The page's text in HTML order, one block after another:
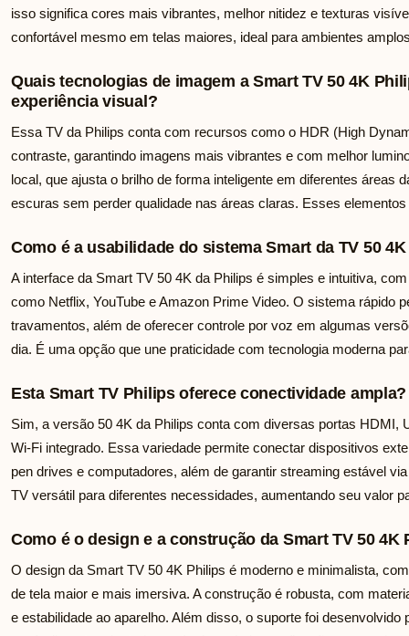
isso significa cores mais vibrantes, melhor nitidez e texturas
confortável mesmo em telas maiores, ideal para ambientes
Quais tecnologias de imagem a Smart TV 50 4K
experiência visual?
Essa TV da Philips conta com recursos como o HDR (High
contraste, garantindo imagens mais vibrantes e com melhor
local, que ajusta o brilho de forma inteligente em diferentes áreas
escuras sem perder qualidade nas áreas claras. Esses
Como é a usabilidade do sistema Smart da TV 50
A interface da Smart TV 50 4K da Philips é simples e intuitiva,
como Netflix, YouTube e Amazon Prime Video. O sistema rápido
travamentos, além de oferecer controle por voz em algumas
dia. É uma opção que une praticidade com tecnologia moderna
Esta Smart TV Philips oferece conectividade ampla?
Sim, a versão 50 4K da Philips conta com diversas portas HDMI,
Wi-Fi integrado. Essa variedade permite conectar dispositivos
pen drives e computadores, além de garantir streaming estável
TV versátil para diferentes necessidades, aumentando seu valor
Como é o design e a construção da Smart TV 50 4K
O design da Smart TV 50 4K Philips é moderno e minimalista,
de tela maior e mais imersiva. A construção é robusta, com
e estabilidade ao aparelho. Além disso, o suporte foi